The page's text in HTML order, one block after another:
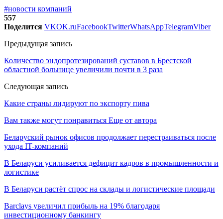
#новости компаний
557
Поделится VKOK.ruFacebookTwitterWhatsAppTelegramViber
Предыдущая запись
Количество эндопротезирований суставов в Брестской
областной больнице увеличили почти в 3 раза
Следующая запись
Какие страны лидируют по экспорту пива
Вам также могут понравиться Еще от автора
Беларуский рынок офисов продолжает перестраиваться после
ухода IT-компаний
В Беларуси усиливается дефицит кадров в промышленности и
логистике
В Беларуси растёт спрос на склады и логистические площади
Barclays увеличил прибыль на 19% благодаря
инвестиционному банкингу